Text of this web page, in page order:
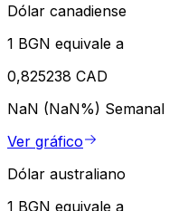
Dólar canadiense
1 BGN equivale a
0,825238 CAD
NaN (NaN%) Semanal
Ver gráfico
Dólar australiano
1 BGN equivale a